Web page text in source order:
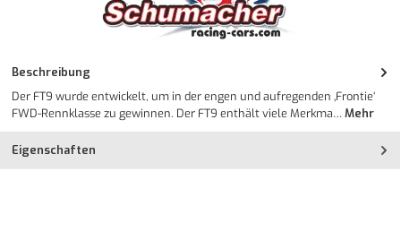
Beschreibung
Der FT9 wurde entwickelt, um in der engen und aufregenden ‚Frontie‘
FWD-Rennklasse zu gewinnen. Der FT9 enthält viele Merkma…Mehr
Eigenschaften